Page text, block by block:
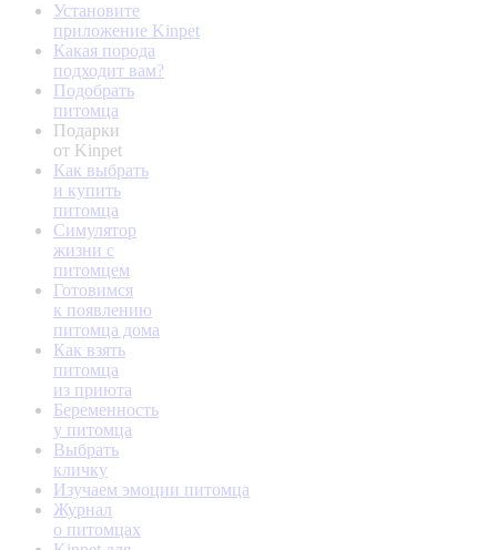
Установите
приложение Kinpet
Какая порода
подходит вам?
Подобрать
питомца
Подарки
от Kinpet
Как выбрать
и купить
питомца
Симулятор
жизни с
питомцем
Готовимся
к появлению
питомца дома
Как взять
питомца
из приюта
Беременность
у питомца
Выбрать
кличку
Изучаем эмоции питомца
Журнал
о питомцах